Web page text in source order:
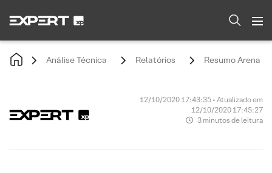
Análise Técnica Relatórios Resumo Arena
12/10/2020 17:43:35 • Atualizado em
12/10/2020 17:45:27
3 minutos de leitura